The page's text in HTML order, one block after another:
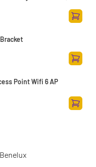
Zum
Zum
Point Wifi 6 AP
Zum